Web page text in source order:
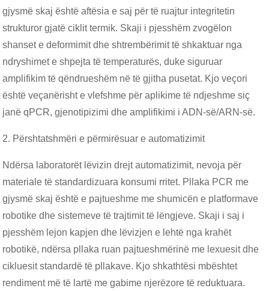
gjysmë skaj është aftësia e saj për të ruajtur integritetin
strukturor gjatë ciklit termik. Skaji i pjesshëm zvogëlon
shanset e deformimit dhe shtrembërimit të shkaktuar nga
ndryshimet e shpejta të temperaturës, duke siguruar
amplifikim të qëndrueshëm në të gjitha pusetat. Kjo veçori
është veçanërisht e vlefshme për aplikime të ndjeshme siç
janë qPCR, gjenotipizimi dhe amplifikimi i ADN-së/ARN-së.
2. Përshtatshmëri e përmirësuar e automatizimit
Ndërsa laboratorët lëvizin drejt automatizimit, nevoja për
materiale të standardizuara konsumi rritet. Pllaka PCR me
gjysmë skaj është e pajtueshme me shumicën e platformave
robotike dhe sistemeve të trajtimit të lëngjeve. Skaji i saj i
pjesshëm lejon kapjen dhe lëvizjen e lehtë nga krahët
robotikë, ndërsa pllaka ruan pajtueshmërinë me lexuesit dhe
cikluesit standardë të pllakave. Kjo shkathtësi mbështet
rendiment më të lartë me gabime njerëzore të reduktuara.